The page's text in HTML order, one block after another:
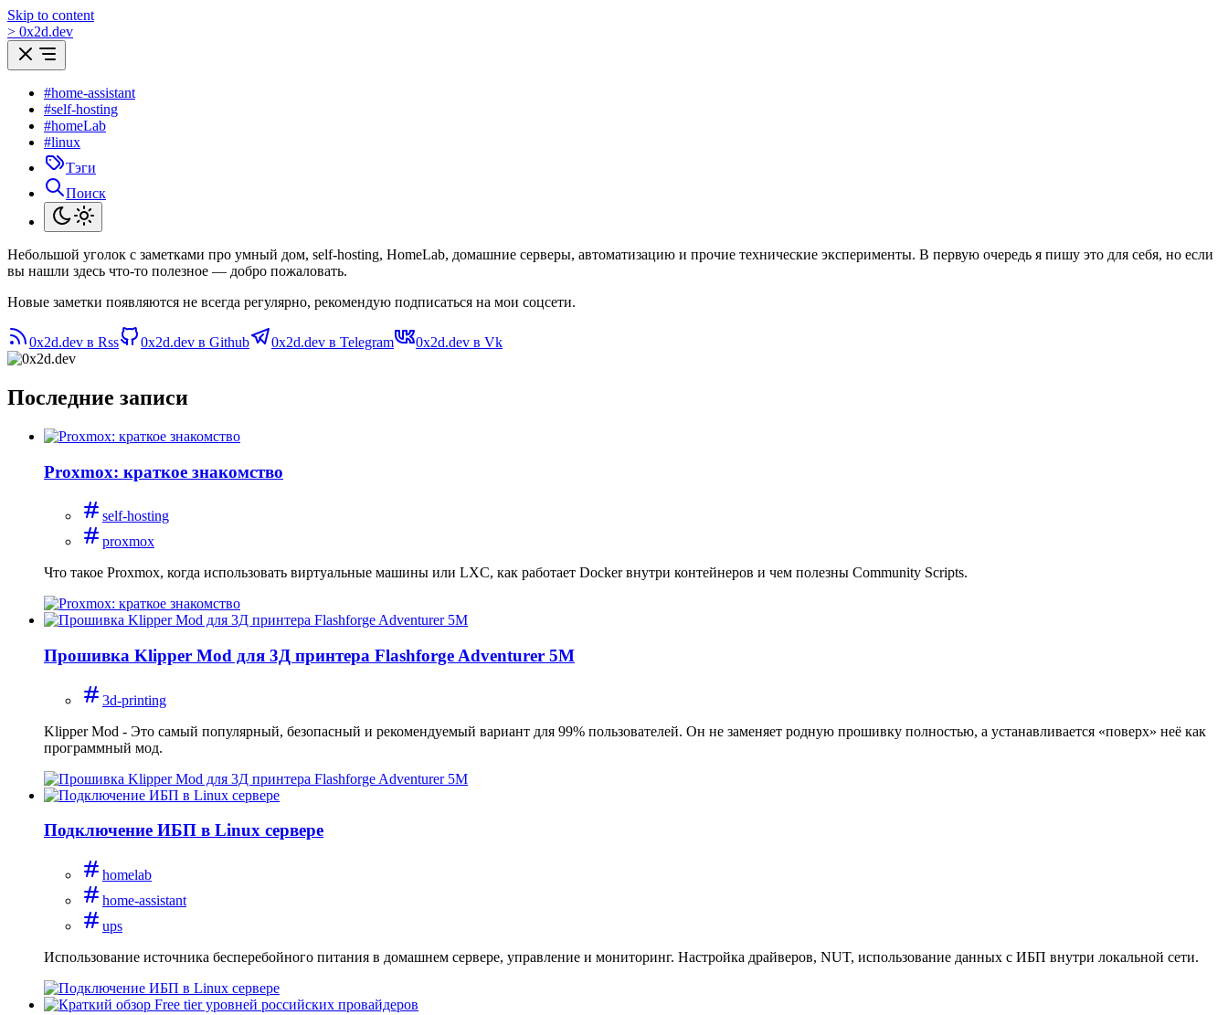
Skip to content
> 0x2d.dev
#home-assistant
#self-hosting
#homeLab
#linux
Тэги
Поиск
Небольшой уголок с заметками про умный дом, self-hosting, HomeLab, домашние серверы, автоматизацию и прочие технические эксперименты. В первую очередь я пишу это для себя, но если
вы нашли здесь что-то полезное — добро пожаловать.
Новые заметки появляются не всегда регулярно, рекомендую подписаться на мои соцсети.
0x2d.dev в Rss 0x2d.dev в Github 0x2d.dev в Telegram 0x2d.dev в Vk
Последние записи
Proxmox: краткое знакомство
self-hosting
proxmox
Что такое Proxmox, когда использовать виртуальные машины или LXC, как работает Docker внутри контейнеров и чем полезны Community Scripts.
Прошивка Klipper Mod для 3Д принтера Flashforge Adventurer 5M
3d-printing
Klipper Mod - Это самый популярный, безопасный и рекомендуемый вариант для 99% пользователей. Он не заменяет родную прошивку полностью, а устанавливается «поверх» неё как
программный мод.
Подключение ИБП в Linux сервере
homelab
home-assistant
ups
Использование источника бесперебойного питания в домашнем сервере, управление и мониторинг. Настройка драйверов, NUT, использование данных с ИБП внутри локальной сети.